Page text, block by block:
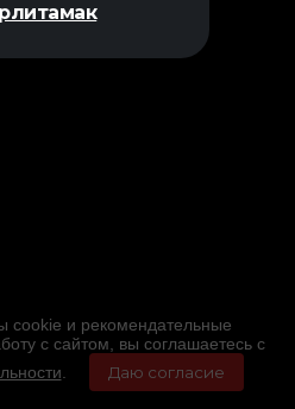
и рекомендательные
с сайтом, вы соглашаетесь с
Даю согласие